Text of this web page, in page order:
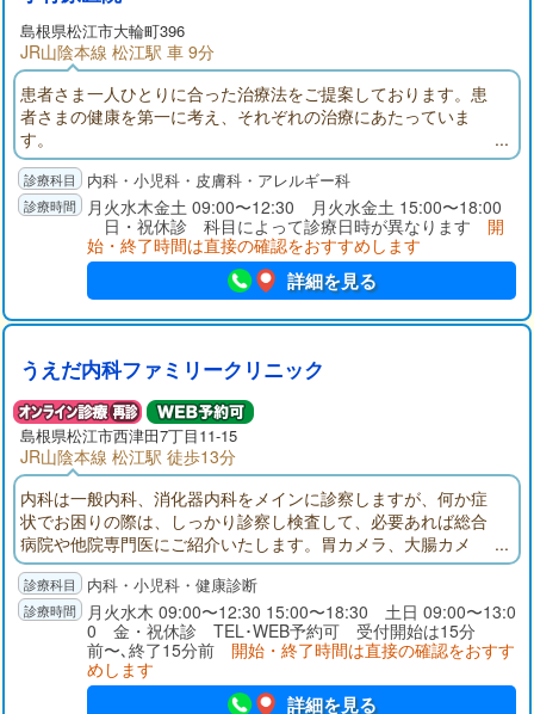
島根県松江市大輪町396
JR山陰本線 松江駅 車 9分
患者さま一人ひとりに合った治療法をご提案しております。患
者さまの健康を第一に考え、それぞれの治療にあたっていま
す。
内科・小児科・皮膚科・アレルギー科
月火水木金土 09:00〜12:30 月火水金土 15:00〜18:00
日・祝休診 科目によって診療日時が異なります 開
始・終了時間は直接の確認をおすすめします
詳細を見る
うえだ内科ファミリークリニック
島根県松江市西津田7丁目11-15
JR山陰本線 松江駅 徒歩13分
内科は一般内科、消化器内科をメインに診察しますが、何か症
状でお困りの際は、しっかり診察し検査して、必要あれば総合
病院や他院専門医にご紹介いたします。胃カメラ、大腸カメ
ラ、CT検査、各種健診、予防接種など様々な内容に対応いたし
ます。小児科も常設し、平日・土日いつでも内科・小児科の常
勤医師がいる体制になっています。小児科は風邪診療から健
診、予防接種まで幅広く対応いたします。
内科・小児科・健康診断
月火水木 09:00〜12:30 15:00〜18:30 土日 09:00〜13:0
0 金・祝休診 TEL･WEB予約可 受付開始は15分
前〜､終了15分前 開始・終了時間は直接の確認をおすす
めします
詳細を見る